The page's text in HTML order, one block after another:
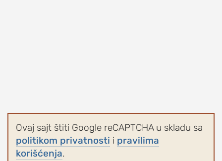
Ovaj sajt štiti Google reCAPTCHA u skladu sa
politikom privatnosti i pravilima
korišćenja.